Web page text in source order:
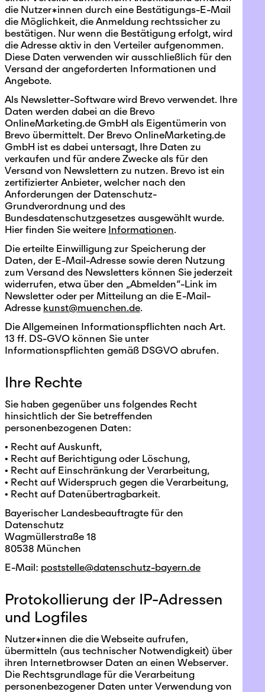
die Nutzer*innen durch eine Bestätigungs-E-Mail
die Möglichkeit, die Anmeldung rechtssicher zu
bestätigen. Nur wenn die Bestätigung erfolgt, wird
die Adresse aktiv in den Verteiler aufgenommen.
Diese Daten verwenden wir ausschließlich für den
Versand der angeforderten Informationen und
Angebote.
Als Newsletter-Software wird Brevo verwendet. Ihre
Daten werden dabei an die Brevo
OnlineMarketing.de GmbH als Eigentümerin von
Brevo übermittelt. Der Brevo OnlineMarketing.de
GmbH ist es dabei untersagt, Ihre Daten zu
verkaufen und für andere Zwecke als für den
Versand von Newslettern zu nutzen. Brevo ist ein
zertifizierter Anbieter, welcher nach den
Anforderungen der Datenschutz-
Grundverordnung und des
Bundesdatenschutzgesetzes ausgewählt wurde.
Hier finden Sie weitere Informationen.
Die erteilte Einwilligung zur Speicherung der
Daten, der E-Mail-Adresse sowie deren Nutzung
zum Versand des Newsletters können Sie jederzeit
widerrufen, etwa über den „Abmelden“-Link im
Newsletter oder per Mitteilung an die E-Mail-
Adresse kunst@muenchen.de.
Die Allgemeinen Informationspflichten nach Art.
13 ff. DS-GVO können Sie unter
Informationspflichten gemäß DSGVO abrufen.
Ihre Rechte
Sie haben gegenüber uns folgendes Recht
hinsichtlich der Sie betreffenden
personenbezogenen Daten:
• Recht auf Auskunft,
• Recht auf Berichtigung oder Löschung,
• Recht auf Einschränkung der Verarbeitung,
• Recht auf Widerspruch gegen die Verarbeitung,
• Recht auf Datenübertragbarkeit.
Bayerischer Landesbeauftragte für den
Datenschutz
Wagmüllerstraße 18
80538 München
E-Mail: poststelle@datenschutz-bayern.de
Protokollierung der IP-Adressen
und Logfiles
Nutzer*innen die die Webseite aufrufen,
übermitteln (aus technischer Notwendigkeit) über
ihren Internetbrowser Daten an einen Webserver.
Die Rechtsgrundlage für die Verarbeitung
personenbezogener Daten unter Verwendung von